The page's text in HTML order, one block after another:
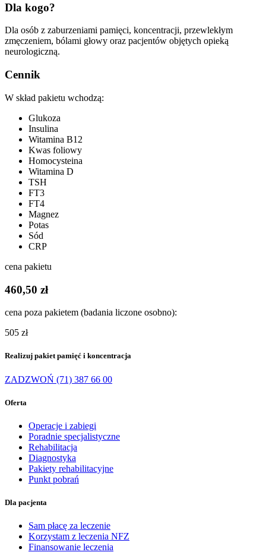
Dla kogo?
Dla osób z zaburzeniami pamięci, koncentracji, przewlekłym
zmęczeniem, bólami głowy oraz pacjentów objętych opieką
neurologiczną.
Cennik
W skład pakietu wchodzą:
Glukoza
Insulina
Witamina B12
Kwas foliowy
Homocysteina
Witamina D
TSH
FT3
FT4
Magnez
Potas
Sód
CRP
cena pakietu
460,50 zł
cena poza pakietem (badania liczone osobno):
505 zł
Realizuj pakiet pamięć i koncentracja
ZADZWOŃ (71) 387 66 00
Oferta
Operacje i zabiegi
Poradnie specjalistyczne
Rehabilitacja
Diagnostyka
Pakiety rehabilitacyjne
Punkt pobrań
Dla pacjenta
Sam płacę za leczenie
Korzystam z leczenia NFZ
Finansowanie leczenia